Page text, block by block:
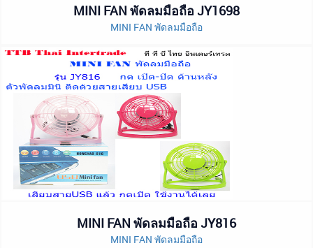
MINI FAN พัดลมมือถือ JY1698
MINI FAN พัดลมมือถือ
MINI FAN พัดลมมือถือ JY816
MINI FAN พัดลมมือถือ